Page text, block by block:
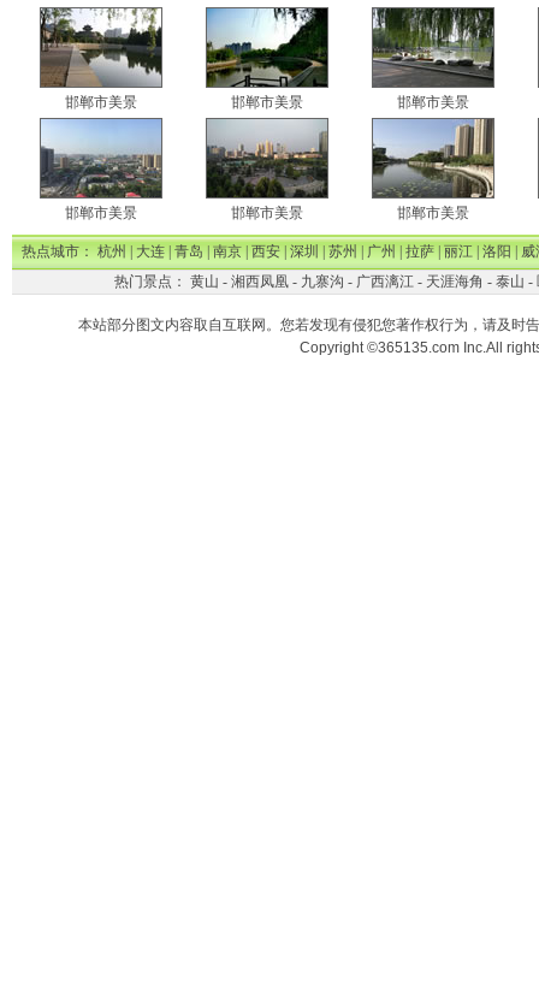
邯郸市美景 邯郸市美景 邯郸市美景
邯郸市美景 邯郸市美景 邯郸市美景
热点城市：杭州|大连|青岛|南京|西安|深圳|苏州|广州|拉萨|丽江|洛阳|威
热门景点： 黄山 - 湘西凤凰- 九寨沟 - 广西漓江- 天涯海角 - 泰山 -
本站部分图文内容取自互联网。您若发现有侵犯您著作权行为，请及时
Copyright ©365135.com Inc.All